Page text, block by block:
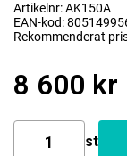
Artikelnr: AK150A
EAN-kod:
Rekommenderat
8 600 kr
st